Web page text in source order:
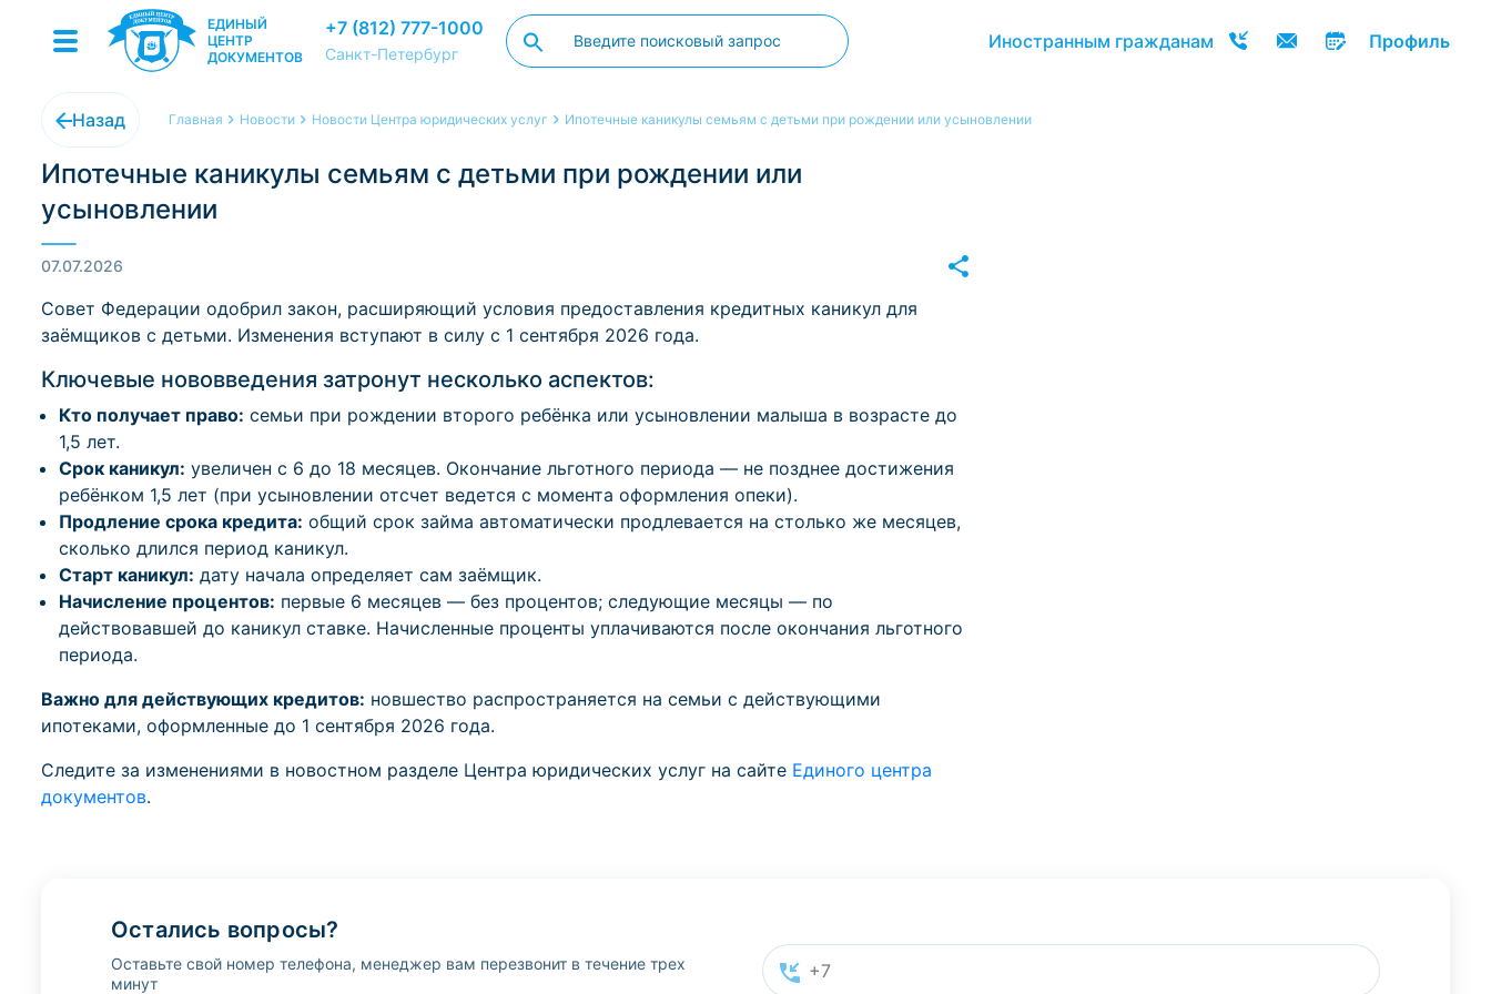
ЕДИНЫЙ
ЦЕНТР
ДОКУМЕНТОВ
+7 (812) 777-1000
Санкт-Петербург
Иностранным гражданам Профиль
Назад Главная Новости Новости Центра юридических услуг Ипотечные каникулы семьям с детьми при рождении или усыновлении
Ипотечные каникулы семьям с детьми при рождении или
усыновлении
07.07.2026
Совет Федерации одобрил закон, расширяющий условия предоставления кредитных каникул для
заёмщиков с детьми. Изменения вступают в силу с 1 сентября 2026 года.
Ключевые нововведения затронут несколько аспектов:
Кто получает право: семьи при рождении второго ребёнка или усыновлении малыша в возрасте до
1,5 лет.
Срок каникул: увеличен с 6 до 18 месяцев. Окончание льготного периода — не позднее достижения
ребёнком 1,5 лет (при усыновлении отсчет ведется с момента оформления опеки).
Продление срока кредита: общий срок займа автоматически продлевается на столько же месяцев,
сколько длился период каникул.
Старт каникул: дату начала определяет сам заёмщик.
Начисление процентов: первые 6 месяцев — без процентов; следующие месяцы — по
действовавшей до каникул ставке. Начисленные проценты уплачиваются после окончания льготного
периода.
Важно для действующих кредитов: новшество распространяется на семьи с действующими
ипотеками, оформленные до 1 сентября 2026 года.
Следите за изменениями в новостном разделе Центра юридических услуг на сайте Единого центра
документов.
Остались вопросы?
Оставьте свой номер телефона, менеджер вам перезвонит в течение трех
минут